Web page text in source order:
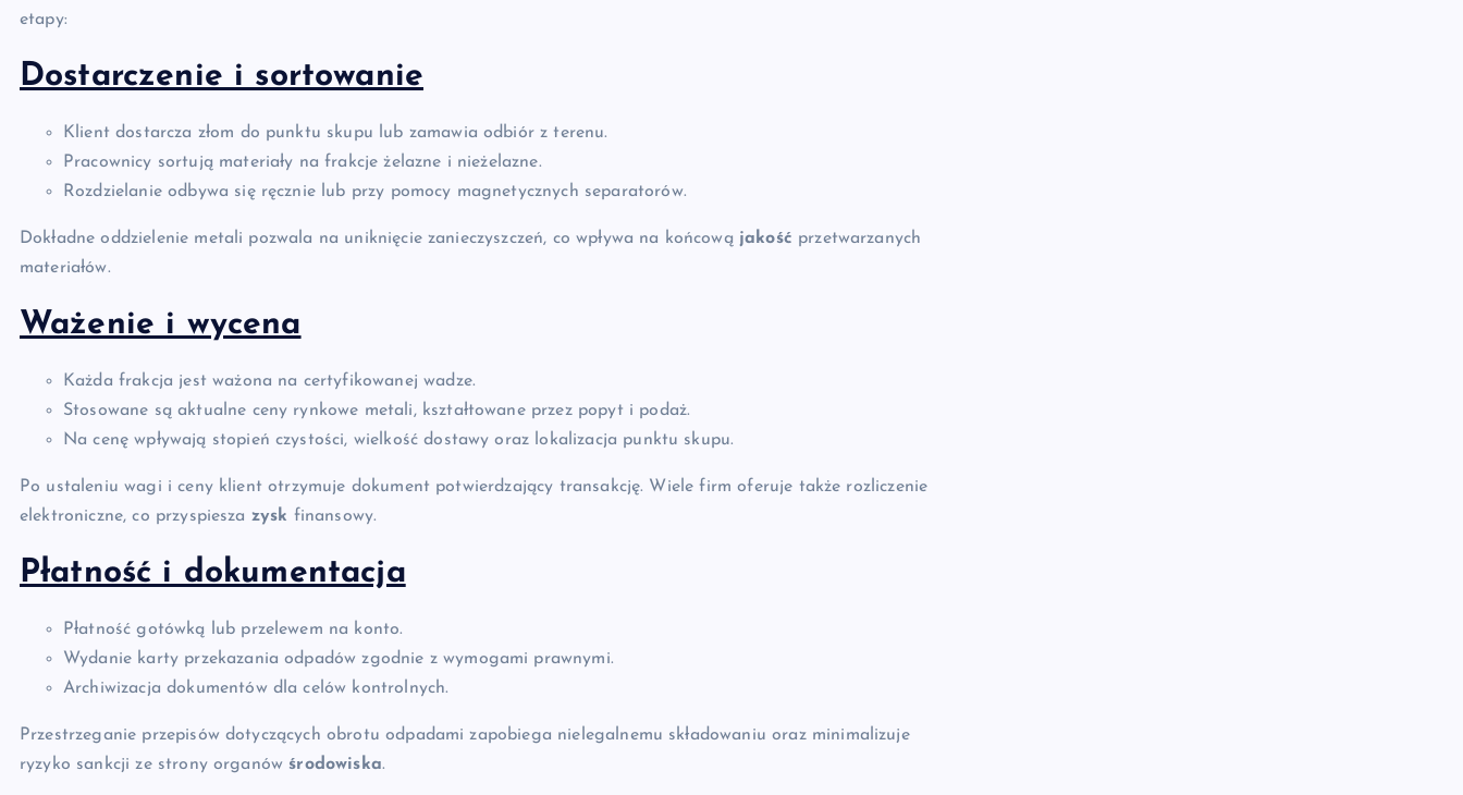
etapy:
Dostarczenie i sortowanie
Klient dostarcza złom do punktu skupu lub zamawia odbiór z terenu.
Pracownicy sortują materiały na frakcje żelazne i nieżelazne.
Rozdzielanie odbywa się ręcznie lub przy pomocy magnetycznych separatorów.
Dokładne oddzielenie metali pozwala na uniknięcie zanieczyszczeń, co wpływa na końcową jakość przetwarzanych
materiałów.
Ważenie i wycena
Każda frakcja jest ważona na certyfikowanej wadze.
Stosowane są aktualne ceny rynkowe metali, kształtowane przez popyt i podaż.
Na cenę wpływają stopień czystości, wielkość dostawy oraz lokalizacja punktu skupu.
Po ustaleniu wagi i ceny klient otrzymuje dokument potwierdzający transakcję. Wiele firm oferuje także rozliczenie
elektroniczne, co przyspiesza zysk finansowy.
Płatność i dokumentacja
Płatność gotówką lub przelewem na konto.
Wydanie karty przekazania odpadów zgodnie z wymogami prawnymi.
Archiwizacja dokumentów dla celów kontrolnych.
Przestrzeganie przepisów dotyczących obrotu odpadami zapobiega nielegalnemu składowaniu oraz minimalizuje
ryzyko sankcji ze strony organów środowiska.